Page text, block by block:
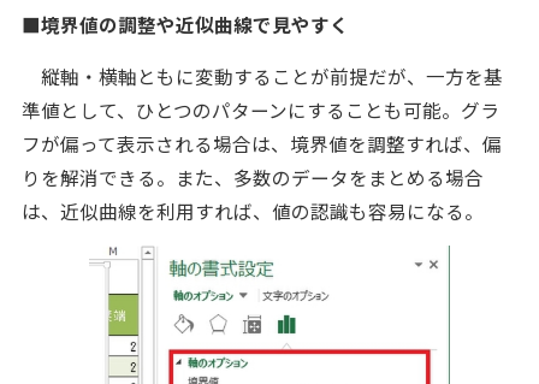
■境界値の調整や近似曲線で見やすく
縦軸・横軸ともに変動することが前提だが、一方を基
準値として、ひとつのパターンにすることも可能。グラ
フが偏って表示される場合は、境界値を調整すれば、偏
りを解消できる。また、多数のデータをまとめる場合
は、近似曲線を利用すれば、値の認識も容易になる。